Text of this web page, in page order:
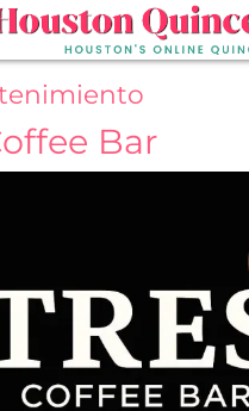
content
Bar